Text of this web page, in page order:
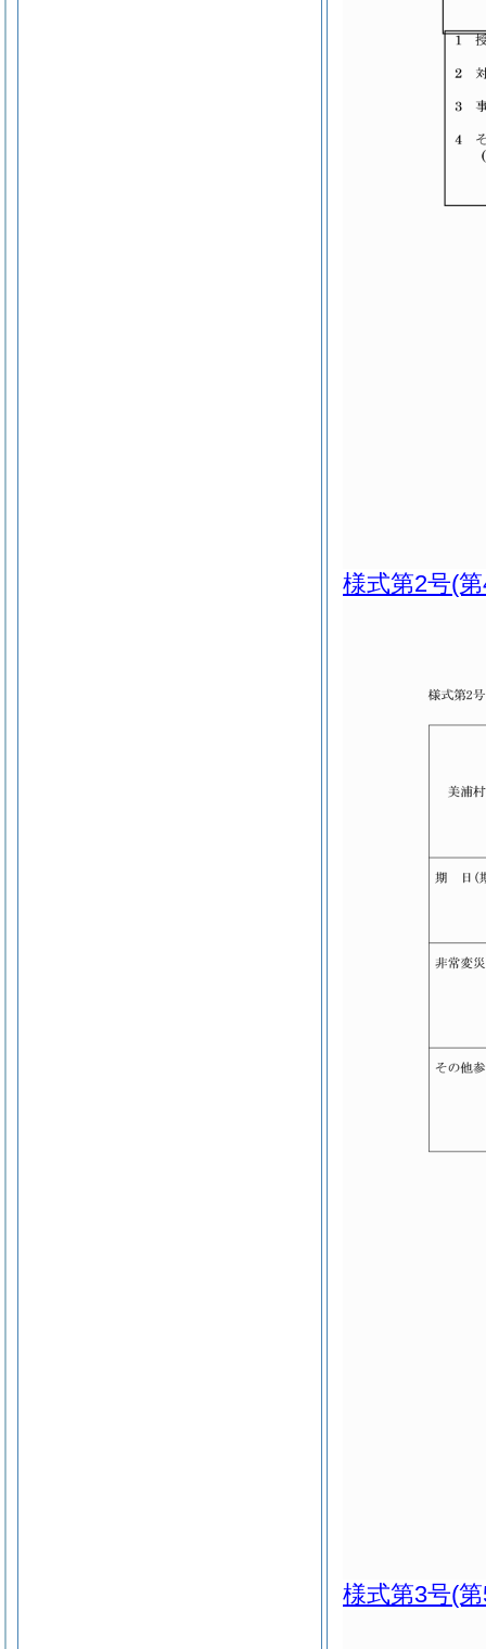
様式第2号(
様式第3号(